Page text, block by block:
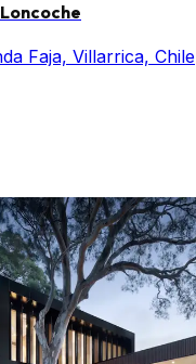
Faja, Villarrica, Chile